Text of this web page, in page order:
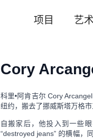
项目 艺
Cory
科里•阿肯吉尔 Cory
纽约，搬去了挪威斯塔万格
自搬家后，他投入到一些
“destroyed jeans” 的横幅，